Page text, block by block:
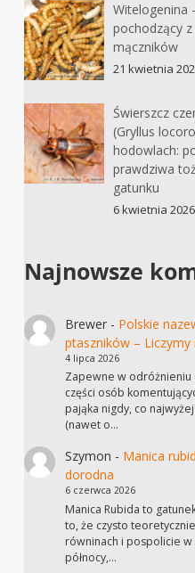
Witelogenina
pochodzący
mączników
21 kwietnia
Świerszcz
(Gryllus
hodowlach:
prawdziwa
gatunku
6 kwietnia 2026
Najnowsze
Brewer- Polskie
ptaszników – Liczymy
4 lipca 2026
Zapewne w odróżnieniu
części osób
pająka nigdy, co
(nawet o…
Szymon - Manica
dorodna
6 czerwca 2026
Manica Rubida to
to, że czysto
równinach i pospolicie w
północy,…